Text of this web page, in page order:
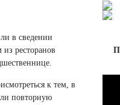
в сведении
ресторанов
к тем, в
повторную